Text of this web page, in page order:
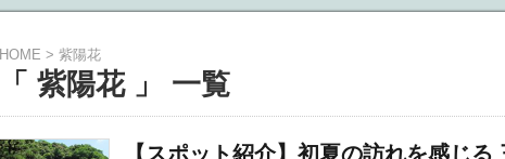
HOME > 紫陽花
「 紫陽花 」 一覧
【スポット紹介】初夏の訪れを感じ